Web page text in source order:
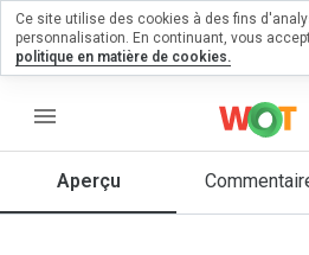
menu
Aperçu
un
sur
Quelle
Ce site utilise des cookies à des fins
personnalisation. En continuant, vous
politique en matière de cookies.